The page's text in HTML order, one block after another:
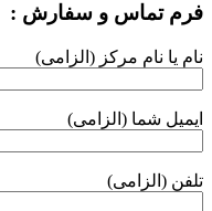
فرم تماس و سفارش :
نام یا نام مرکز (الزامی)
ایمیل شما (الزامی)
تلفن (الزامی)